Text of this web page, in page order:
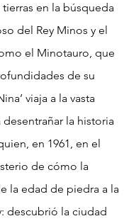
en la búsqueda
del Rey Minos y el
el Minotauro, que
de su
viaja a la vasta
desentrañar la historia
en 1961, en el
de cómo la
la edad de piedra a la
descubrió la ciudad